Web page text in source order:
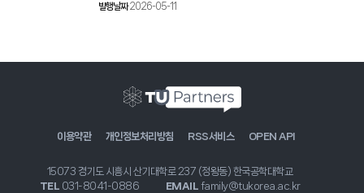
발행날짜2026-05-11
이용약관 개인정보처리방침 RSS서비스 OPEN API
15073 경기도 시흥시 산기대학로 237 (정왕동) 한국공학대학교
TEL 031-8041-0886 EMAIL family@tukorea.ac.kr